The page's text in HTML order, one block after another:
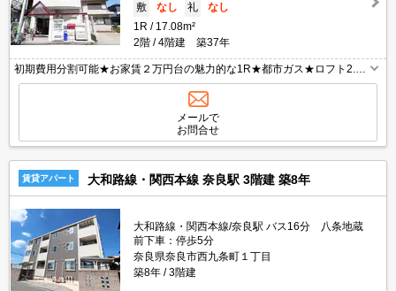
敷
なし 礼
なし
1R
17.08m²
2階
4階建 築37年
初期費用分割可能★お家賃２万円台の魅力的な1R★都市ガス★ロフト2.5
帖付きですので広く使えちゃいますね！！敷金・礼金0なので初期費用も
やさしいです！駅から5分なので通勤・通学にも便利ですよ～！スーパー
も近くにあります！こんなワンルーム見逃せませんね(^^♪
メールで
お問合せ
賃貸アパート 大和路線・関西本線 奈良駅 3階建 築8年
大和路線・関西本線/奈良駅 バス16分 八条地蔵
前下車：停歩5分
奈良県奈良市西九条町１丁目
築8年
3階建